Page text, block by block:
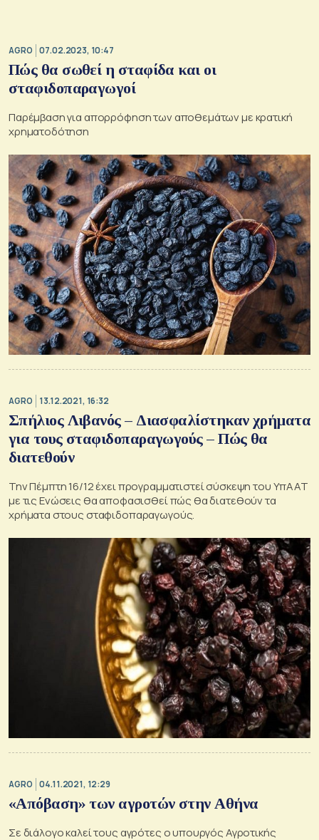
AGRO 07.02.2023, 10:47
Πώς θα σωθεί η σταφίδα και οι
σταφιδοπαραγωγοί
Παρέμβαση για απορρόφηση των αποθεμάτων με κρατική
χρηματοδότηση
AGRO 13.12.2021, 16:32
Σπήλιος Λιβανός – Διασφαλίστηκαν χρήματα
για τους σταφιδοπαραγωγούς – Πώς θα
διατεθούν
Την Πέμπτη 16/12 έχει προγραμματιστεί σύσκεψη του ΥπΑΑΤ
με τις Ενώσεις θα αποφασισθεί πώς θα διατεθούν τα
χρήματα στους σταφιδοπαραγωγούς.
AGRO 04.11.2021, 12:29
«Απόβαση» των αγροτών στην Αθήνα
Σε διάλογο καλεί τους αγρότες ο υπουργός Αγροτικής